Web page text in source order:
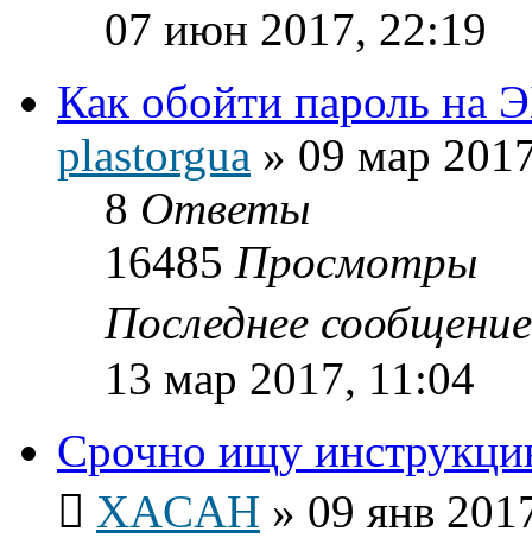
07 июн 2017, 22:19
Как обойти пароль
plastorgua » 09 мар
8 Ответы
16485 Просмотры
Последнее
13 мар 2017, 11:04
Срочно ищу
XACAH » 09 янв